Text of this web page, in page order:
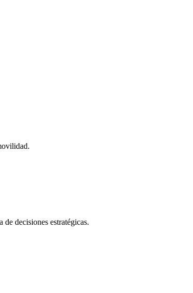
decisiones estratégicas.